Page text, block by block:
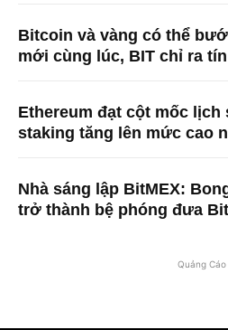
Bitcoin và vàng có thể
mới cùng lúc, BIT chỉ ra
Ethereum đạt cột mốc
staking tăng lên mức cao
Nhà sáng lập BitMEX:
trở thành bệ phóng đưa
Quảng Cáo